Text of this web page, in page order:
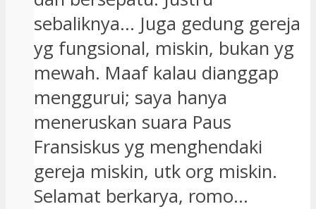
sebaliknya… Juga gedung gereja
yg fungsional, miskin, bukan yg
mewah. Maaf kalau dianggap
menggurui; saya hanya
meneruskan suara Paus
Fransiskus yg menghendaki
gereja miskin, utk org miskin.
Selamat berkarya, romo…